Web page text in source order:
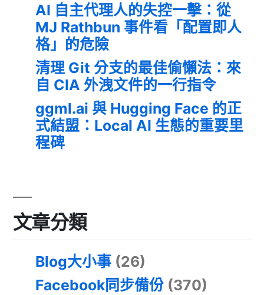
AI 自主代理人的失控一擊：從
MJ Rathbun 事件看「配置即人
格」的危險
清理 Git 分支的最佳偷懶法：來
自 CIA 外洩文件的一行指令
ggml.ai 與 Hugging Face 的正
式結盟：Local AI 生態的重要里
程碑
文章分類
Blog大小事 (26)
Facebook同步備份 (370)